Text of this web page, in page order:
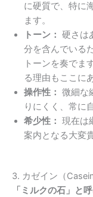
に硬質で、特に
ます。
トーン： 硬さは
分を含んでいる
トーンを奏でま
る理由もここに
操作性： 微細な
りにくく、常に
希少性： 現在は
案内となる大変
3. カゼイン（
「ミルクの石」と